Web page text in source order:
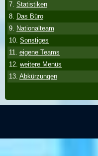
7. Statistiken
8. Das Büro
9. Nationalteam
10. Sonstiges
11. eigene Teams
12. weitere Menüs
13. Abkürzungen